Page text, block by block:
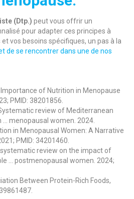
(Dtp.) peut vous offrir un
pour adapter ces principes à
vos besoins spécifiques, un pas à la
de se rencontrer dans une de nos
Importance of Nutrition in Menopause
PMID: 38201856.
review of Mediterranean
menopausal women. 2024.
in Menopausal Women: A Narrative
PMID: 34201460.
systematic review on the impact of
… postmenopausal women. 2024;
Between Protein-Rich Foods,